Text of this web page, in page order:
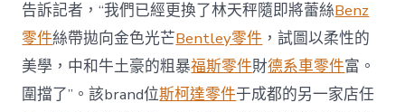
告訴記者，“我們已經更換了林天秤隨即將蕾絲Benz
零件絲帶拋向金色光芒Bentley零件 ，試圖以柔性的
美學，中和牛土豪的粗暴福斯零件財德系車零件富。
圍擋了”。該brand位斯柯達零件于成都的另一家店任